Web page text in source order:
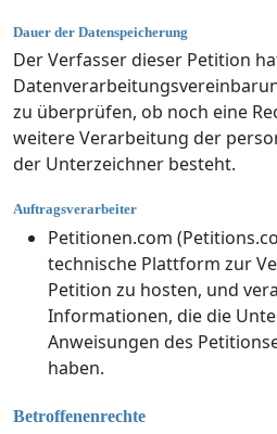
Dauer der Datenspeicherung
Der Verfasser dieser Petition
zu überprüfen, ob noch eine
weitere Verarbeitung der
der Unterzeichner besteht.
Auftragsverarbeiter
Petitionen.com
technische Plattform zur
Petition zu hosten, und
Informationen, die die
Anweisungen des
haben.
Betroffenenrechte